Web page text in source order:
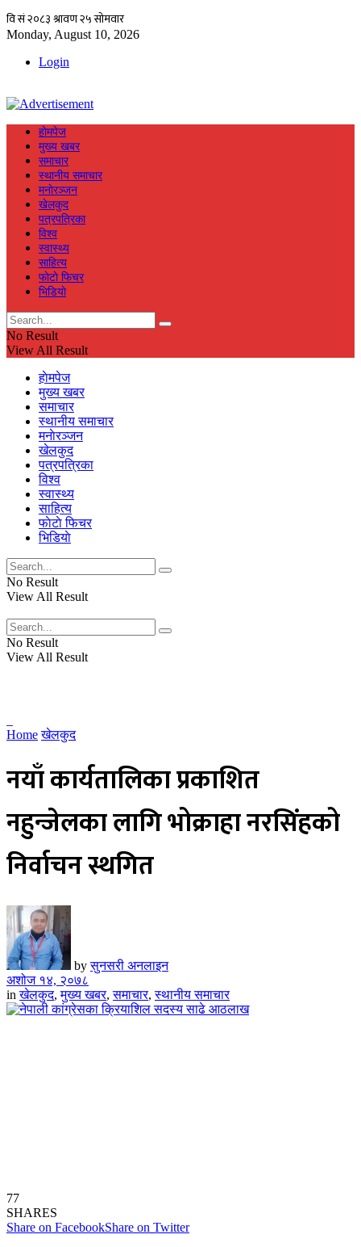
Monday, August 10, 2026
Login
हाेमपेज
मुख्य खबर
समाचार
स्थानीय समाचार
मनाेरञ्जन
खेलकुद
पत्रपत्रिका
विश्व
स्वास्थ्य
साहित्य
फाेटाे फिचर
भिडियाे
No Result
View All Result
हाेमपेज
मुख्य खबर
समाचार
स्थानीय समाचार
मनाेरञ्जन
खेलकुद
पत्रपत्रिका
विश्व
स्वास्थ्य
साहित्य
फाेटाे फिचर
भिडियाे
No Result
View All Result
No Result
View All Result
Home खेलकुद
नयाँ कार्यतालिका प्रकाशित
नहुन्जेलका लागि भोक्राहा नरसिंहको
निर्वाचन स्थगित
by सुनसरी अनलाइन
अशोज १४, २०७८
in खेलकुद,मुख्य खबर,समाचार,स्थानीय समाचार
77
SHARES
Share on FacebookShare on Twitter